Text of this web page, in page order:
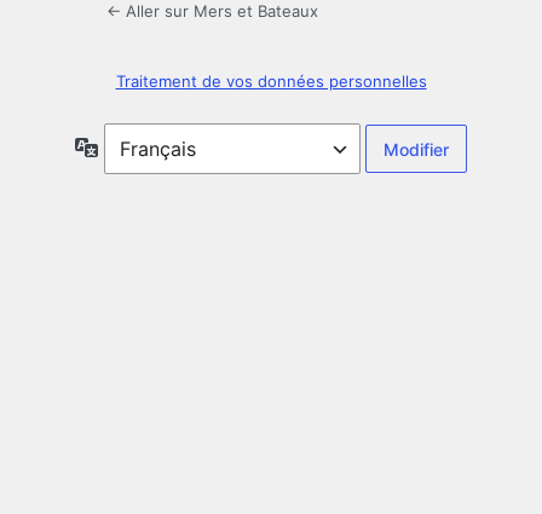
← Aller sur Mers et Bateaux
Traitement de vos données personnelles
Langue